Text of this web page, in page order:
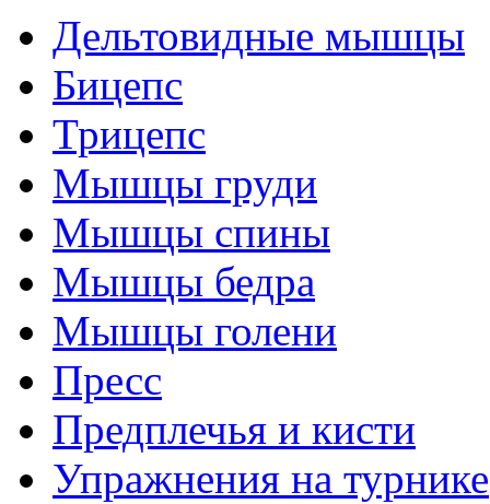
Дельтовидные мышцы
Бицепс
Трицепс
Мышцы груди
Мышцы спины
Мышцы бедра
Мышцы голени
Пресс
Предплечья и кисти
Упражнения на турнике